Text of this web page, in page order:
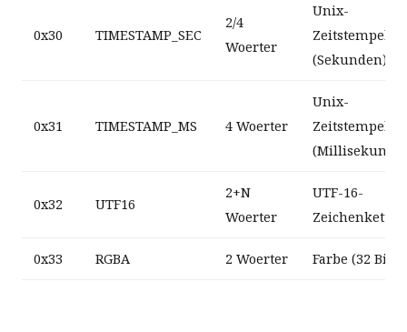
0x30 TIMESTAMP_SEC
2/4
Woerter
Unix-
Zeitstempel
(Sekunden)
0x31 TIMESTAMP_MS 4 Woerter
Unix-
Zeitstempel
0x32 UTF16
2+N
Woerter
UTF-16-
Zeichenkette
0x33 RGBA 2 Woerter Farbe (32 Bit)